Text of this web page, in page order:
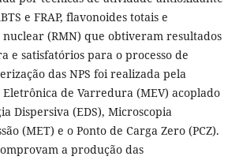
e FRAP, flavonoides totais e
(RMN) que obtiveram resultados
e satisfatórios para o processo de
das NPS foi realizada pela
de Varredura (MEV) acoplado
Dispersiva (EDS), Microscopia
(MET) e o Ponto de Carga Zero (PCZ).
a produção das